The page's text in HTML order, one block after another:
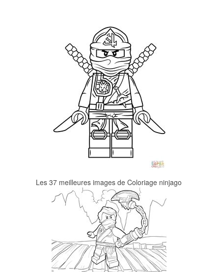
Les 37 meilleures images de Coloriage ninjago